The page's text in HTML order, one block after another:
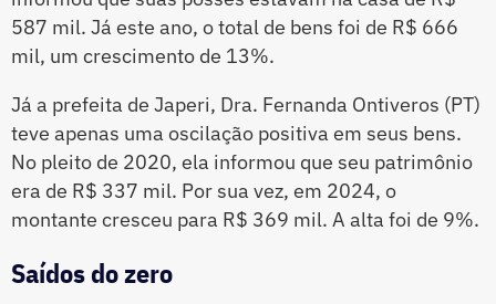
587 mil. Já este ano, o total de bens foi de R$ 666
mil, um crescimento de 13%.
Já a prefeita de Japeri, Dra. Fernanda Ontiveros (PT)
teve apenas uma oscilação positiva em seus bens.
No pleito de 2020, ela informou que seu patrimônio
era de R$ 337 mil. Por sua vez, em 2024, o
montante cresceu para R$ 369 mil. A alta foi de 9%.
Saídos do zero